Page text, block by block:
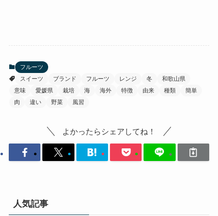
フルーツ
スイーツ
ブランド フルーツ レンジ 冬
和歌山県
意味
愛媛県 栽培 海 海外 特徴 由来 種類
簡単
肉
違い 野菜 風習
よかったらシェアしてね！
人気記事